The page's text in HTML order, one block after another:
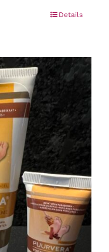
Details